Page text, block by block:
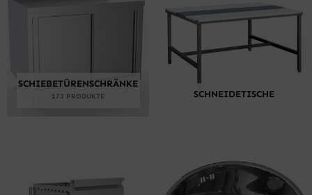
SCHIEBETÜRENSCHRÄNKE
173 PRODUKTE SCHNEIDETISCHE